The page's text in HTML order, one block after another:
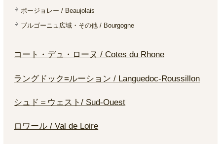
ボージョレー / Beaujolais
ブルゴーニュ広域・その他 / Bourgogne
コート・デュ・ローヌ / Cotes du Rhone
ラングドック=ルーション / Languedoc-Roussillon
シュド＝ウェスト/ Sud-Ouest
ロワール / Val de Loire